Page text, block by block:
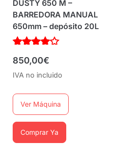
DUSTY 650 M –
BARREDORA MANUAL
650mm – depósito 20L
con
4.00
850,00€
IVA no incluido
Ver Máquina
Comprar Ya